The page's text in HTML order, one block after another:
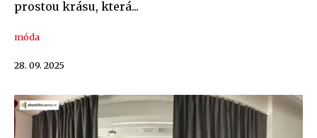
prostou krásu, která...
móda
28. 09. 2025